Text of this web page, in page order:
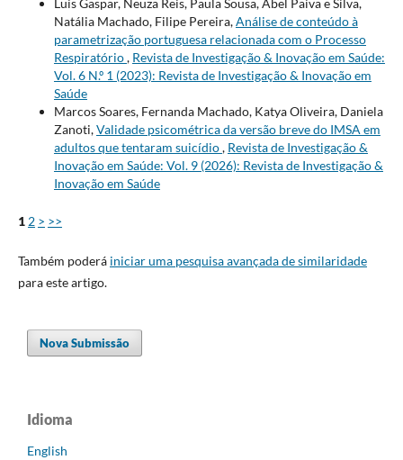
Luis Gaspar, Neuza Reis, Paula Sousa, Abel Paiva e Silva,
Natália Machado, Filipe Pereira,Análise de conteúdo à
parametrização portuguesa relacionada com o Processo
Respiratório, Revista de Investigação & Inovação em Saúde:
Vol. 6 N.º 1 (2023): Revista de Investigação & Inovação em
Saúde
Marcos Soares, Fernanda Machado, Katya Oliveira, Daniela
Zanoti,Validade psicométrica da versão breve do IMSA em
adultos que tentaram suicídio, Revista de Investigação &
Inovação em Saúde: Vol. 9 (2026): Revista de Investigação &
Inovação em Saúde
1 2 > >>
Também poderá iniciar uma pesquisa avançada de similaridade
para este artigo.
Nova Submissão
Idioma
English